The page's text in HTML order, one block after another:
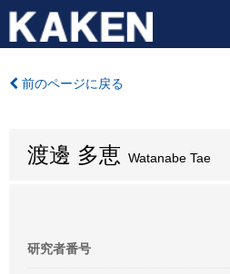
前のページに戻る
渡邊 多恵 Watanabe Tae
研究者番号